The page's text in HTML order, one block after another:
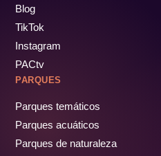
Blog
TikTok
Instagram
PACtv
PARQUES
Parques temáticos
Parques acuáticos
Parques de naturaleza